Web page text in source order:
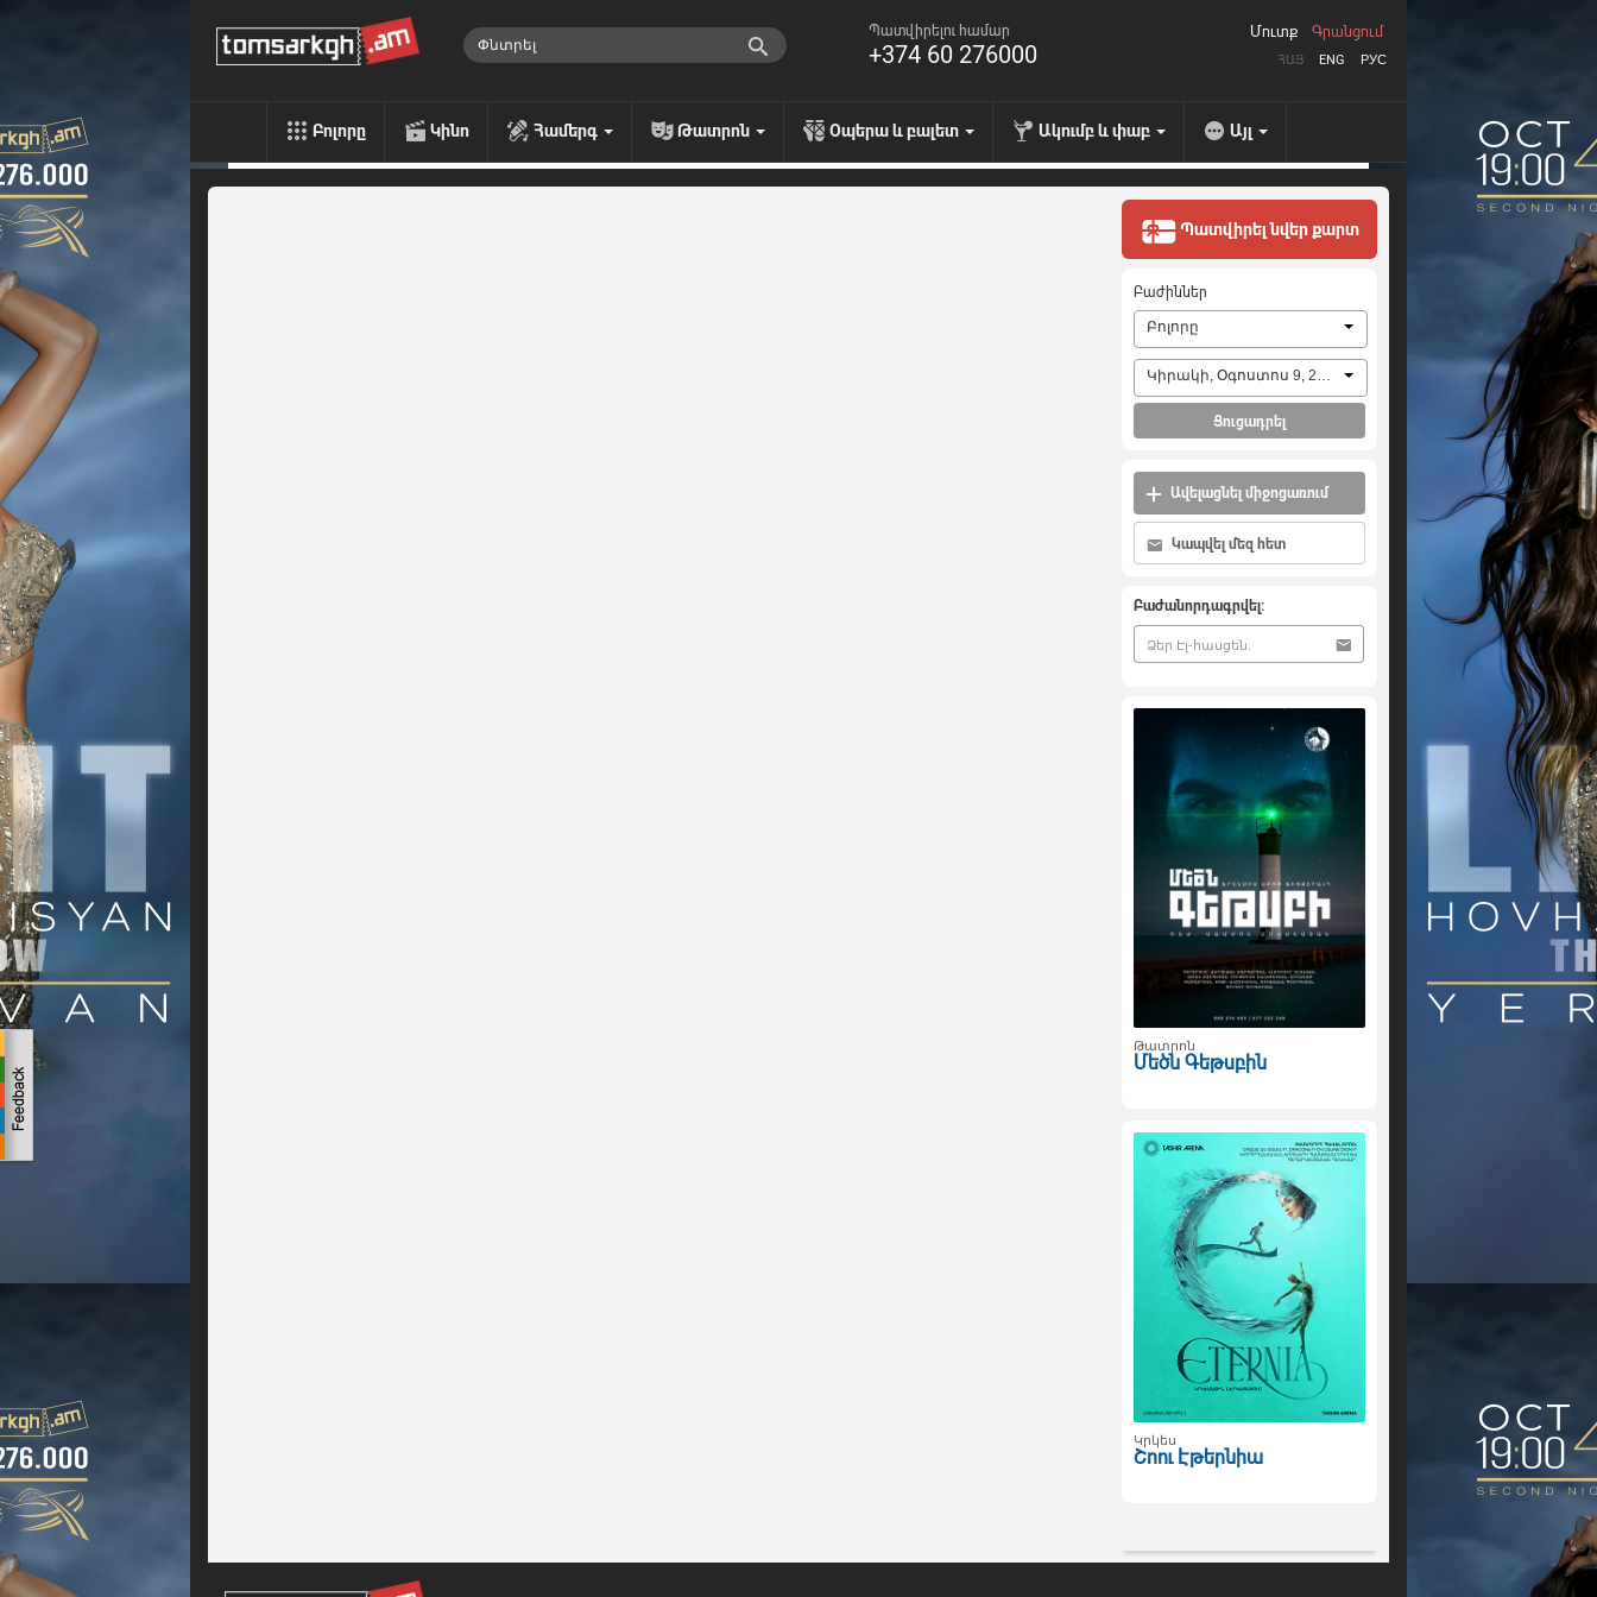
Պատվիրելու համար
+374 60 276000 ՀԱՅ ENG РУС
Մուտք Գրանցում
Բոլորը Կինո Համերգ Թատրոն Օպերա և բալետ Ակումբ և փաբ Այլ
Պատվիրել նվեր քարտ
Բաժիններ
Բոլորը
Կիրակի, Օգոստոս 9, 2026
Ցուցադրել
Ավելացնել միջոցառում
Կապվել մեզ հետ
Բաժանորդագրվել:
Թատրոն
Մեծն Գեթսբին
Կրկես
Շոու Էթերնիա